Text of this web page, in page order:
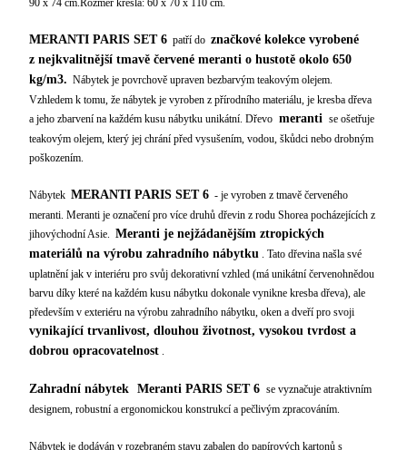
90 x 74 cm.Rozměr křesla: 60 x 70 x 110 cm.
MERANTI PARIS SET 6 patří doznačkové kolekce vyrobené
z nejkvalitnější tmavě červené meranti o hustotě okolo 650
kg/m3. Nábytek je povrchově upraven bezbarvým teakovým olejem.
Vzhledem k tomu, že nábytek je vyroben z přírodního materiálu, je kresba dřeva
a jeho zbarvení na každém kusu nábytku unikátní. Dřevo meranti se ošetřuje
teakovým olejem, který jej chrání před vysušením, vodou, škůdci nebo drobným
poškozením.
NábytekMERANTI PARIS SET 6 - je vyroben z tmavě červeného
meranti. Meranti je označení pro více druhů dřevin z rodu Shorea pocházejících z
jihovýchodní Asie.Meranti je nejžádanějším ztropických
materiálů na výrobu zahradního nábytku . Tato dřevina našla své
uplatnění jak v interiéru pro svůj dekorativní vzhled (má unikátní červenohnědou
barvu díky které na každém kusu nábytku dokonale vynikne kresba dřeva), ale
především v exteriéru na výrobu zahradního nábytku, oken a dveří pro svoji
vynikající trvanlivost, dlouhou životnost, vysokou tvrdost a
dobrou opracovatelnost .
Zahradní nábytek Meranti PARIS SET 6 se vyznačuje atraktivním
designem, robustní a ergonomickou konstrukcí a pečlivým zpracováním.
Nábytek je dodáván v rozebraném stavu zabalen do papírových kartonů s